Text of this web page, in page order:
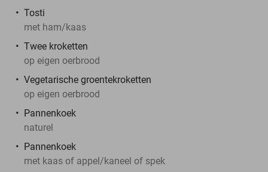
Tosti
met ham/kaas
Twee kroketten
op eigen oerbrood
Vegetarische groentekroketten
op eigen oerbrood
Pannenkoek
naturel
Pannenkoek
met kaas of appel/kaneel of spek